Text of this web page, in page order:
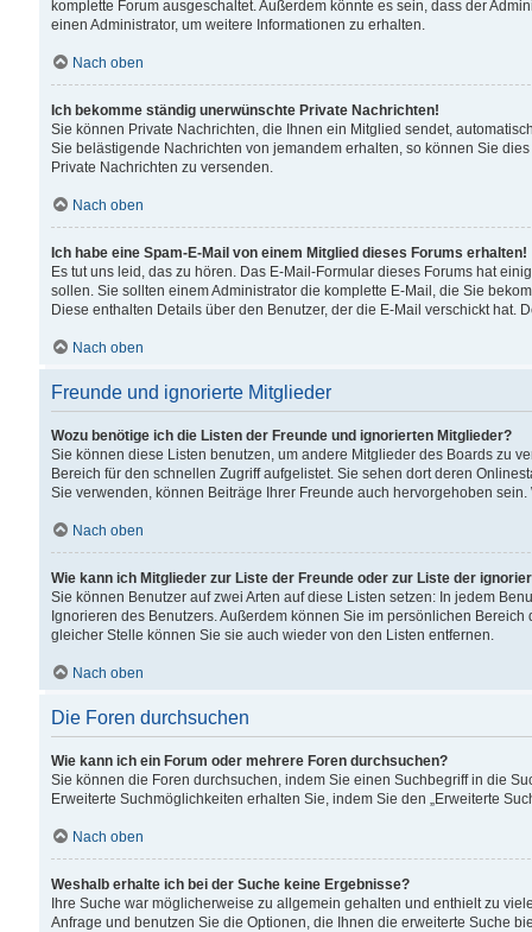
komplette Forum ausgeschaltet. Außerdem könnte es sein, dass der
einen Administrator, um weitere Informationen zu erhalten.
Nach oben
Ich bekomme ständig unerwünschte Private Nachrichten!
Sie können Private Nachrichten, die Ihnen ein Mitglied sendet,
Sie belästigende Nachrichten von jemandem erhalten, so können Sie
Private Nachrichten zu versenden.
Nach oben
Ich habe eine Spam-E-Mail von einem Mitglied dieses Forums erhalten!
Es tut uns leid, das zu hören. Das E-Mail-Formular dieses Forums hat
sollen. Sie sollten einem Administrator die komplette E-Mail, die Sie
Diese enthalten Details über den Benutzer, der die E-Mail verschickt hat.
Nach oben
Freunde und ignorierte Mitglieder
Wozu benötige ich die Listen der Freunde und ignorierten Mitglieder?
Sie können diese Listen benutzen, um andere Mitglieder des Boards zu
Bereich für den schnellen Zugriff aufgelistet. Sie sehen dort deren
Sie verwenden, können Beiträge Ihrer Freunde auch hervorgehoben
Nach oben
Wie kann ich Mitglieder zur Liste der Freunde oder zur Liste der
Sie können Benutzer auf zwei Arten auf diese Listen setzen: In jedem
Ignorieren des Benutzers. Außerdem können Sie im persönlichen
gleicher Stelle können Sie sie auch wieder von den Listen entfernen.
Nach oben
Die Foren durchsuchen
Wie kann ich ein Forum oder mehrere Foren durchsuchen?
Sie können die Foren durchsuchen, indem Sie einen Suchbegriff in die
Erweiterte Suchmöglichkeiten erhalten Sie, indem Sie den „Erweiterte
Nach oben
Weshalb erhalte ich bei der Suche keine Ergebnisse?
Ihre Suche war möglicherweise zu allgemein gehalten und enthielt zu
Anfrage und benutzen Sie die Optionen, die Ihnen die erweiterte Suche